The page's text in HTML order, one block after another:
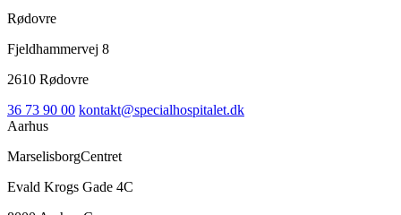
Rødovre
Fjeldhammervej 8
2610 Rødovre
36 73 90 00 kontakt@specialhospitalet.dk
Aarhus
MarselisborgCentret
Evald Krogs Gade 4C